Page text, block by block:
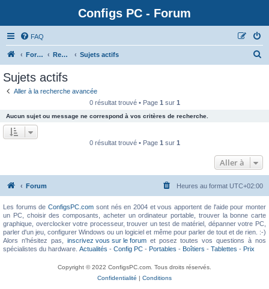
Configs PC - Forum
FAQ
Forum Rechercher Sujets actifs
Sujets actifs
Aller à la recherche avancée
0 résultat trouvé • Page 1 sur 1
Aucun sujet ou message ne correspond à vos critères de recherche.
0 résultat trouvé • Page 1 sur 1
Aller à
Forum Heures au format UTC+02:00
Les forums deConfigsPC.com sont nés en 2004 et vous apportent de l'aide pour monter
un PC, choisir des composants, acheter un ordinateur portable, trouver la bonne carte
graphique, overclocker votre processeur, trouver un test de matériel, dépanner votre PC,
parler d'un jeu, configurer Windows ou un logiciel et même pour parler de tout et de rien. :-)
Alors n'hésitez pas, inscrivez vous sur le forumet posez toutes vos questions à nos
spécialistes du hardware. Actualités - Config PC - Portables - Boîtiers - Tablettes - Prix
Copyright © 2022 ConfigsPC.com. Tous droits réservés.
Confidentialité | Conditions